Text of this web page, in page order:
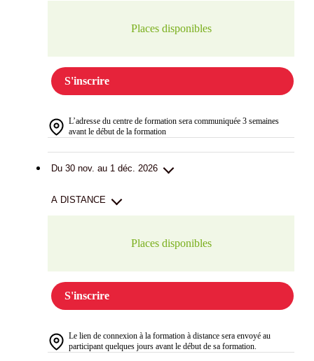
Places disponibles
S'inscrire
L’adresse du centre de formation sera communiquée 3 semaines
avant le début de la formation
Du 30 nov. au 1 déc. 2026
A DISTANCE
Places disponibles
S'inscrire
Le lien de connexion à la formation à distance sera envoyé au
participant quelques jours avant le début de sa formation.